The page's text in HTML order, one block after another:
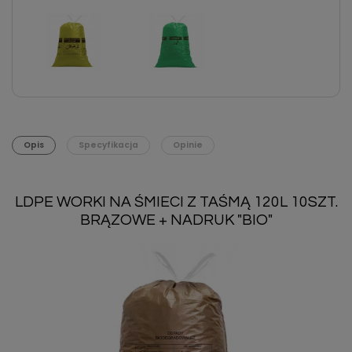
Opis Specyfikacja Opinie
LDPE WORKI NA ŚMIECI Z TAŚMĄ 120L 10SZT.
BRĄZOWE + NADRUK "BIO"